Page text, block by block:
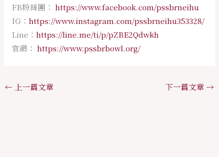
FB粉絲團： https://www.facebook.com/pssbrneihu
IG： https://www.instagram.com/pssbrneihu353328/
Line： https://line.me/ti/p/pZBE2Qdwkh
官網： https://www.pssbrbowl.org/
← 上一篇文章 下一篇文章 →